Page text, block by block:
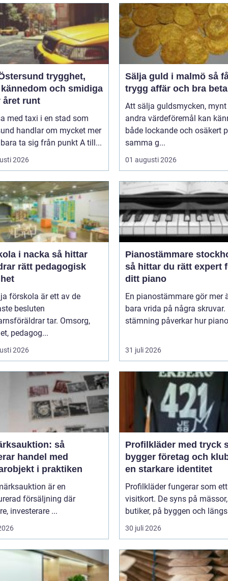
trygghet,
och smidiga
året runt
med taxi i en stad som
handlar om mycket mer
ta sig från punkt A till...
2026
Sälja guld i malmö så får du
trygg affär och bra
Att sälja guldsmycken, mynt
andra värdeföremål kan
både lockande och osäkert
samma g...
01 augusti 2026
i nacka så hittar
rätt pedagogisk
förskola är ett av de
besluten
tar. Omsorg,
pedagog...
2026
Pianostämmare
så hittar du rätt expert
ditt piano
En pianostämmare gör mer
bara vrida på några skruvar.
stämning påverkar hur
31 juli 2026
så
handel med
i praktiken
är en
försäljning där
investerare ...
Profilkläder med tryck så
bygger företag och
en starkare identitet
Profilkläder fungerar som
visitkort. De syns på
butiker, på byggen och
30 juli 2026